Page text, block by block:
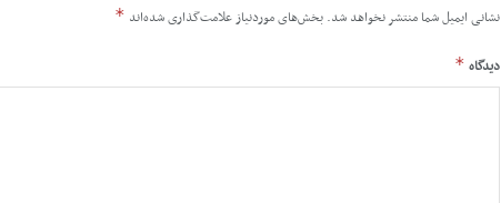
نشانی ایمیل شما منتشر نخواهد شد. بخش‌های موردنیاز علامت‌گذاری شده‌اند *
دیدگاه *